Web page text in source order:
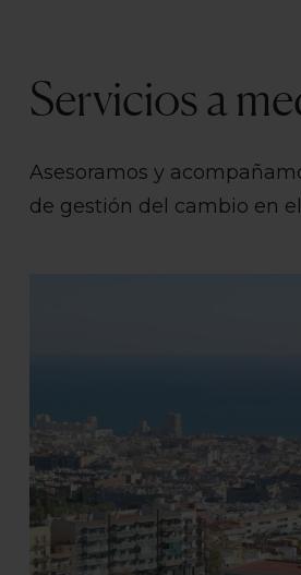
Servicios a
Asesoramos y
de gestión del cambio en